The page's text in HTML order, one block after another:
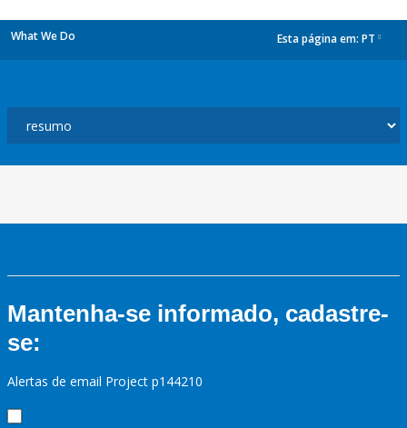
What We Do Esta página em: PT
Mantenha-se informado, cadastre-
se:
Alertas de email Project p144210